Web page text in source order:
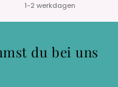
1-2 werkdagen
du bei uns